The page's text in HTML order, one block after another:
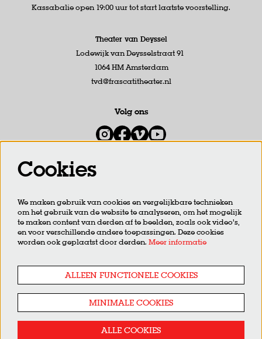
Kassabalie open 19:00 uur tot start laatste voorstelling.
Theater van Deyssel
Lodewijk van Deysselstraat 91
1064 HM Amsterdam
tvd@frascatitheater.nl
Volg ons
Meld je aan voor de nieuwsbrief
AANMELDEN
Cookies
We maken gebruik van cookies en vergelijkbare technieken
om het gebruik van de website te analyseren, om het mogelijk
te maken content van derden af te beelden, zoals ook video’s,
en voor verschillende andere toepassingen. Deze cookies
worden ook geplaatst door derden. Meer informatie
ALLEEN FUNCTIONELE COOKIES
MINIMALE COOKIES
ALLE COOKIES